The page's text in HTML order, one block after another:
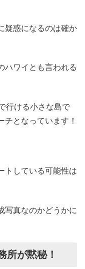
疑惑になるのは確か
ハワイとも言われる
行ける小さな島で
となっています！
トしている可能性は
写真なのかどうかに
所が黙秘！